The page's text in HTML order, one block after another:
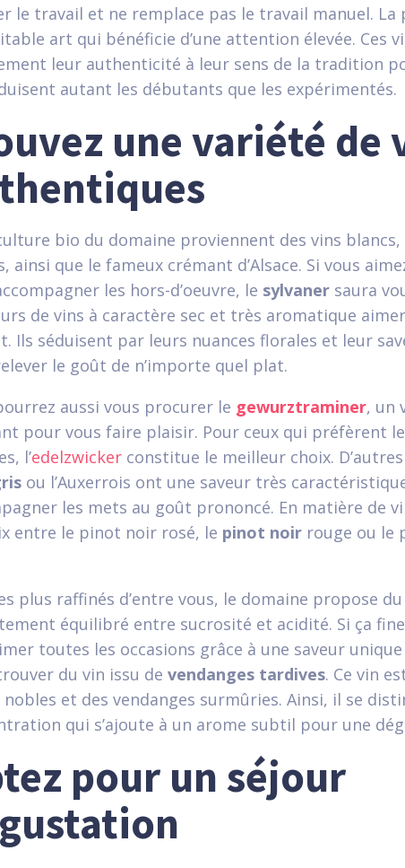
le travail et ne remplace pas le travail manuel. La
art qui bénéficie d’une attention élevée. Ces
leur authenticité à leur sens de la tradition
autant les débutants que les expérimentés.
une variété de
bio du domaine proviennent des vins blancs,
ainsi que le fameux crémant d’Alsace. Si vous
les hors-d’oeuvre, le sylvaner saura
de vins à caractère sec et très aromatique
Ils séduisent par leurs nuances florales et leur
le goût de n’importe quel plat.
aussi vous procurer le gewurztraminer, un
pour vous faire plaisir. Pour ceux qui préfèrent
l’edelzwicker constitue le meilleur choix.
ou l’Auxerrois ont une saveur très
les mets au goût prononcé. En matière de
entre le pinot noir rosé, le pinot noir rouge ou le
plus raffinés d’entre vous, le domaine propose du
équilibré entre sucrosité et acidité. Si ça
toutes les occasions grâce à une saveur
du vin issu de vendanges tardives. Ce vin
nobles et des vendanges surmûries. Ainsi, il se
qui s’ajoute à un arome subtil pour une
pour un séjour